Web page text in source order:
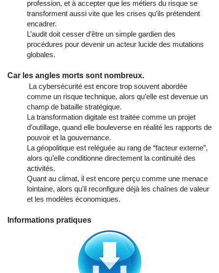
profession, et à accepter que les métiers du risque se
transforment aussi vite que les crises qu’ils prétendent
encadrer.
L’audit doit cesser d’être un simple gardien des
procédures pour devenir un acteur lucide des mutations
globales.
Car les angles morts sont nombreux.
La cybersécurité est encore trop souvent abordée
comme un risque technique, alors qu’elle est devenue un
champ de bataille stratégique.
La transformation digitale est traitée comme un projet
d’outillage, quand elle bouleverse en réalité les rapports de
pouvoir et la gouvernance.
La géopolitique est reléguée au rang de “facteur externe”,
alors qu’elle conditionne directement la continuité des
activités.
Quant au climat, il est encore perçu comme une menace
lointaine, alors qu’il reconfigure déjà les chaînes de valeur
et les modèles économiques.
Informations pratiques